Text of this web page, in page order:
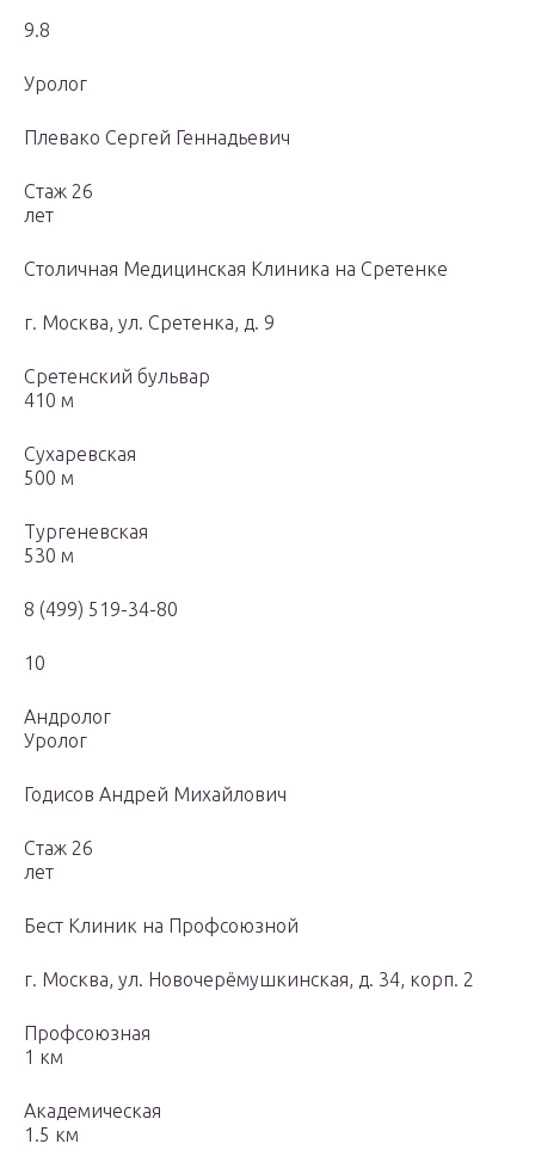
9.8
Уролог
Плевако Сергей Геннадьевич
Стаж 26
лет
Столичная Медицинская Клиника на Сретенке
г. Москва, ул. Сретенка, д. 9
Сретенский бульвар
410 м
Сухаревская
500 м
Тургеневская
530 м
8 (499) 519-34-80
10
Андролог
Уролог
Годисов Андрей Михайлович
Стаж 26
лет
Бест Клиник на Профсоюзной
г. Москва, ул. Новочерёмушкинская, д. 34, корп. 2
Профсоюзная
1 км
Академическая
1.5 км